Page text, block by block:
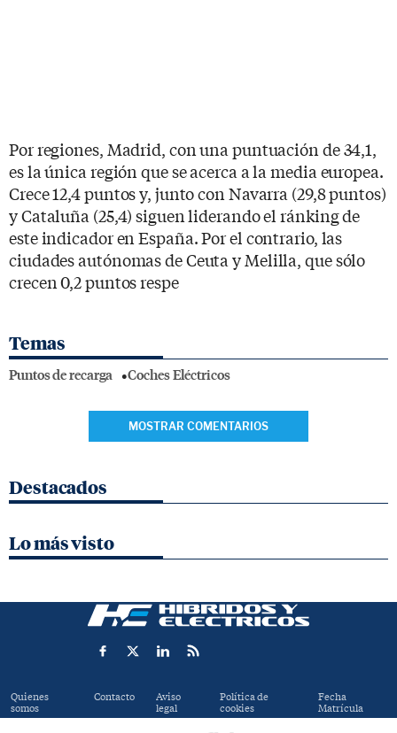
Por regiones, Madrid, con una puntuación de 34,1,
es la única región que se acerca a la media europea.
Crece 12,4 puntos y, junto con Navarra (29,8 puntos)
y Cataluña (25,4) siguen liderando el ránking de
este indicador en España. Por el contrario, las
ciudades autónomas de Ceuta y Melilla, que sólo
crecen 0,2 puntos respe
Temas
Puntos de recarga Coches Eléctricos
MOSTRAR COMENTARIOS
Destacados
Lo más visto
Quienes
somos
Contacto Aviso
legal
Política de
cookies
Fecha
Matrícula